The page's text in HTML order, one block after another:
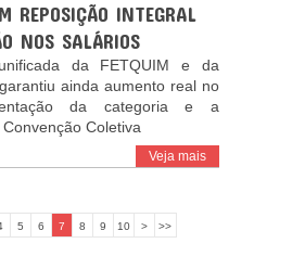
REPOSIÇÃO INTEGRAL
NOS SALÁRIOS
da FETQUIM e da
ainda aumento real no
da categoria e a
Coletiva
Veja mais
5 6 7 8 9 10 > >>